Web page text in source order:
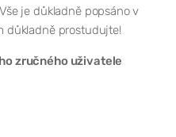
je důkladně popsáno v
důkladně prostudujte!
zručného uživatele